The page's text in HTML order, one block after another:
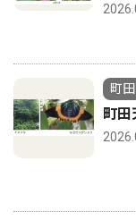
町田
町